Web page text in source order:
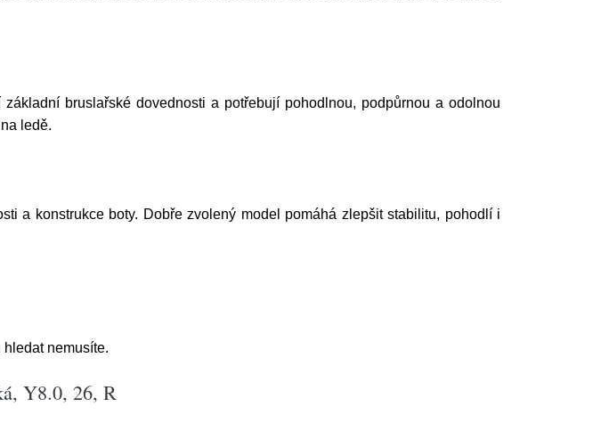
bruslařské dovednosti a potřebují pohodlnou, podpůrnou a odolnou
ledě.
a konstrukce boty. Dobře zvolený model pomáhá zlepšit stabilitu, pohodlí i
nemusíte.
Y8.0, 26, R